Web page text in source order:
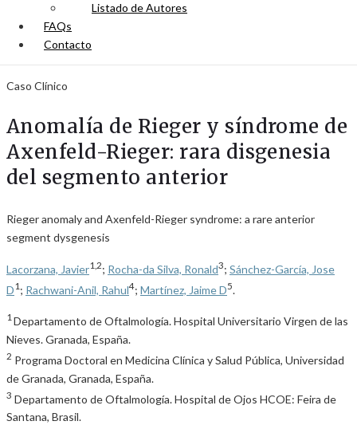
Listado de Autores
FAQs
Contacto
Caso Clínico
Anomalía de Rieger y síndrome de
Axenfeld-Rieger: rara disgenesia
del segmento anterior
Rieger anomaly and Axenfeld-Rieger syndrome: a rare anterior
segment dysgenesis
Lacorzana, Javier1,2; Rocha-da Silva, Ronald3; Sánchez-García, Jose
D1 ; Rachwani-Anil, Rahul4; Martínez, Jaime D5
1 Departamento de Oftalmología. Hospital Universitario Virgen de las
Nieves. Granada, España.
2 Programa Doctoral en Medicina Clínica y Salud Pública, Universidad
de Granada, Granada, España.
3 Departamento de Oftalmología. Hospital de Ojos HCOE: Feira de
Santana, Brasil.